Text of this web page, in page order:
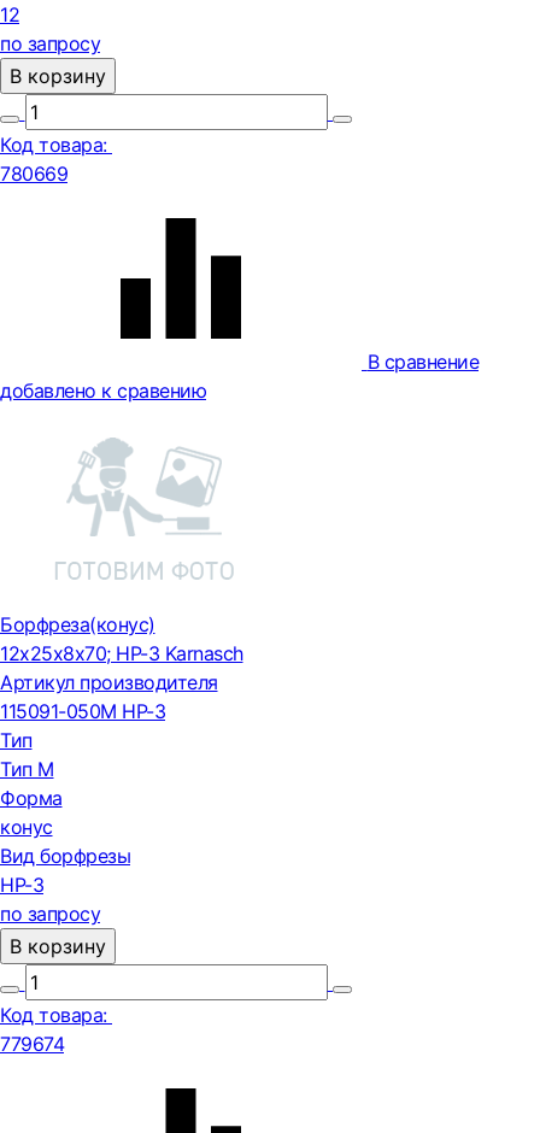
12
по запросу
В корзину
Код товара:
780669
В сравнение
добавлено к сравению
Борфреза(конус)
12x25x8x70; HP-3 Karnasch
Артикул производителя
115091-050M HP-3
Тип
Тип М
Форма
конус
Вид борфрезы
HP-3
по запросу
В корзину
Код товара:
779674